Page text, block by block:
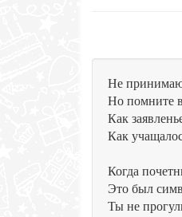
Не
Но помните
Как
Как
Когда
Это был
Ты не